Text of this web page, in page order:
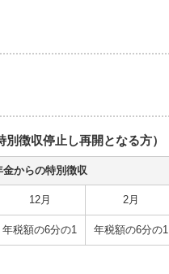
徴収停止し再開となる方）
金からの特別徴収
12月 2月
年税額の6分の1 年税額の6分の1